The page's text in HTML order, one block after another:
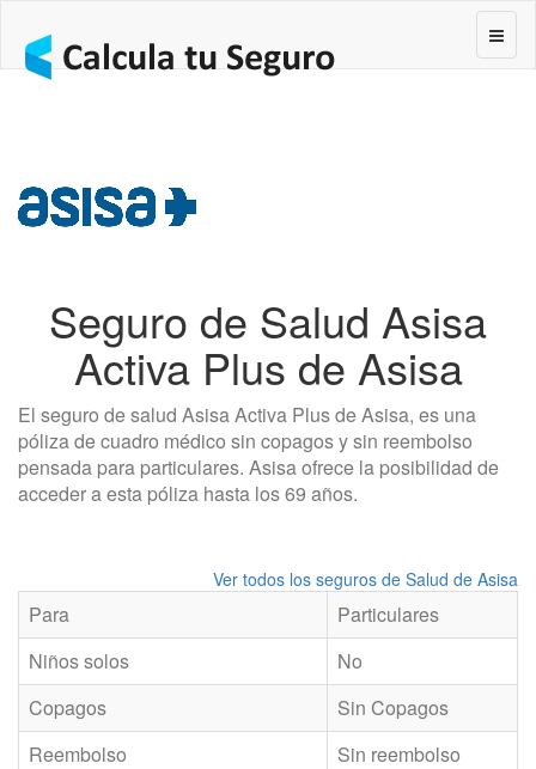
Seguro de Salud Asisa
Activa Plus de Asisa
El seguro de salud Asisa Activa Plus de Asisa, es una
póliza de cuadro médico sin copagos y sin reembolso
pensada para particulares. Asisa ofrece la posibilidad de
acceder a esta póliza hasta los 69 años.
Ver todos los seguros de Salud de Asisa
Para
Particulares
Niños solos
No
Copagos
Sin Copagos
Reembolso
Sin reembolso